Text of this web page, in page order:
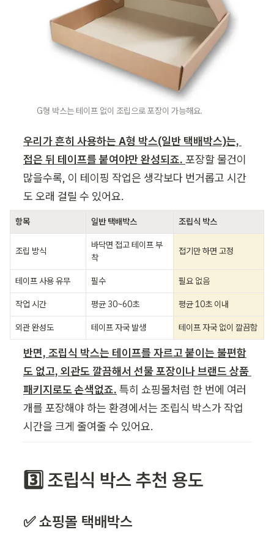
G형 박스는 테이프 없이 조립으로 포장이 가능해요.
우리가 흔히 사용하는 A형 박스(일반 택배박스)는,
접은 뒤 테이프를 붙여야만 완성되죠. 포장할 물건이
많을수록, 이 테이핑 작업은 생각보다 번거롭고 시간
도 오래 걸릴 수 있어요.
항목 일반 택배박스 조립식 박스
조립 방식
바닥면 접고 테이프 부
착
접기만 하면 고정
테이프 사용 유무 필수 필요 없음
작업 시간 평균 30~60초 평균 10초 이내
외관 완성도 테이프 자국 발생 테이프 자국 없이 깔끔함
반면, 조립식 박스는 테이프를 자르고 붙이는 불편함
도 없고, 외관도 깔끔해서 선물 포장이나 브랜드 상품
패키지로도 손색없죠. 특히 쇼핑몰처럼 한 번에 여러
개를 포장해야 하는 환경에서는 조립식 박스가 작업
시간을 크게 줄여줄 수 있어요.
3️⃣ 조립식 박스 추천 용도
✅ 쇼핑몰 택배박스